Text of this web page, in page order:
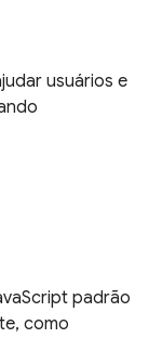
usuários e
padrão
como